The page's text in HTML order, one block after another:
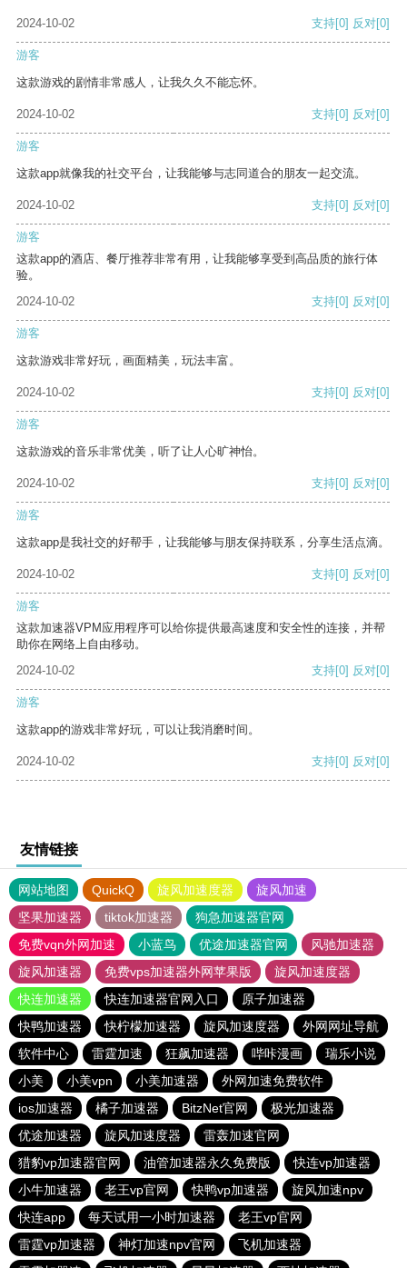
2024-10-02 支持[0] 反对[0]
游客
这款游戏的剧情非常感人，让我久久不能忘怀。
2024-10-02 支持[0] 反对[0]
游客
这款app就像我的社交平台，让我能够与志同道合的朋友一起交流。
2024-10-02 支持[0] 反对[0]
游客
这款app的酒店、餐厅推荐非常有用，让我能够享受到高品质的旅行体
验。
2024-10-02
支持[0] 反对[0]
游客
这款游戏非常好玩，画面精美，玩法丰富。
2024-10-02 支持[0] 反对[0]
游客
这款游戏的音乐非常优美，听了让人心旷神怡。
2024-10-02 支持[0] 反对[0]
游客
这款app是我社交的好帮手，让我能够与朋友保持联系，分享生活点滴。
2024-10-02 支持[0] 反对[0]
游客
这款加速器VPM应用程序可以给你提供最高速度和安全性的连接，并帮
助你在网络上自由移动。
2024-10-02
支持[0] 反对[0]
游客
这款app的游戏非常好玩，可以让我消磨时间。
2024-10-02 支持[0] 反对[0]
友情链接
网站地图 QuickQ 旋风加速度器
旋风加速
坚果加速器
tiktok加速器
狗急加速器官网
免费vqn外网加速
小蓝鸟 优途加速器官网
风驰加速器
旋风加速器
免费vps加速器外网苹果版
旋风加速度器
快连加速器
快连加速器官网入口
原子加速器
快鸭加速器
快柠檬加速器 旋风加速度器
外网网址导航
软件中心
雷霆加速 狂飙加速器 哔咔漫画
瑞乐小说
小美
小美vpn 小美加速器
外网加速免费软件
ios加速器
橘子加速器 BitzNet官网
极光加速器
优途加速器
旋风加速度器
雷轰加速官网
猎豹vp加速器官网
油管加速器永久免费版
快连vp加速器
小牛加速器
老王vp官网 快鸭vp加速器
旋风加速npv
快连app
每天试用一小时加速器
老王vp官网
雷霆vp加速器
神灯加速npv官网
飞机加速器